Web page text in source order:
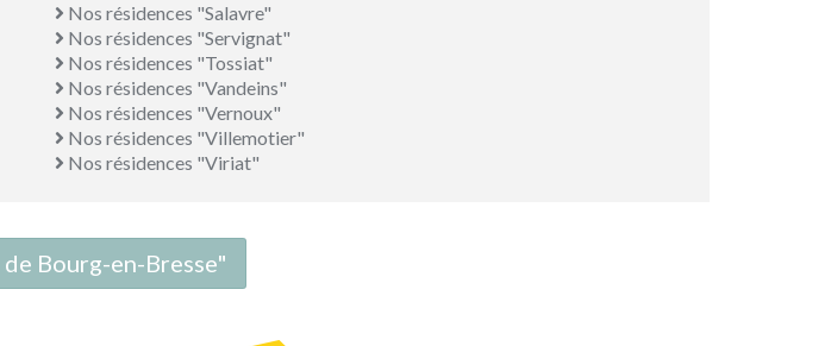
Nos résidences "Salavre"
Nos résidences "Servignat"
Nos résidences "Tossiat"
Nos résidences "Vandeins"
Nos résidences "Vernoux"
Nos résidences "Villemotier"
Nos résidences "Viriat"
Bourg-en-Bresse"